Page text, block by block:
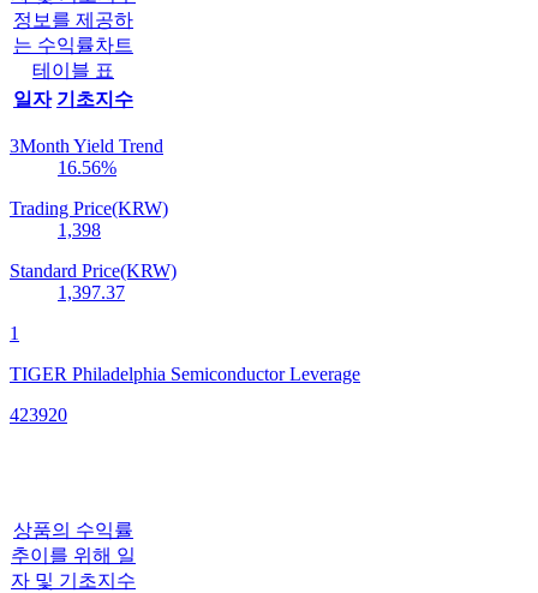
정보를 제공하
는 수익률차트
테이블 표
일자 기초지수
3Month Yield Trend
16.56%
Trading Price(KRW)
1,398
Standard Price(KRW)
1,397.37
1
TIGER Philadelphia Semiconductor Leverage
423920
상품의 수익률
추이를 위해 일
자 및 기초지수